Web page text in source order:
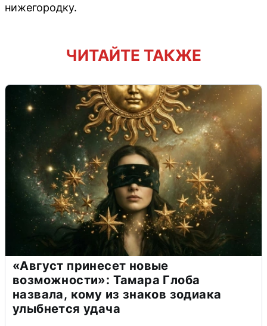
нижегородку.
ЧИТАЙТЕ ТАКЖЕ
«Август принесет новые
возможности»: Тамара Глоба
назвала, кому из знаков зодиака
улыбнется удача